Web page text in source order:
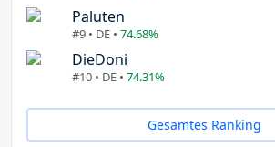
Paluten
#9 • DE • 74.68%
DieDoni
#10 • DE • 74.31%
Gesamtes Ranking